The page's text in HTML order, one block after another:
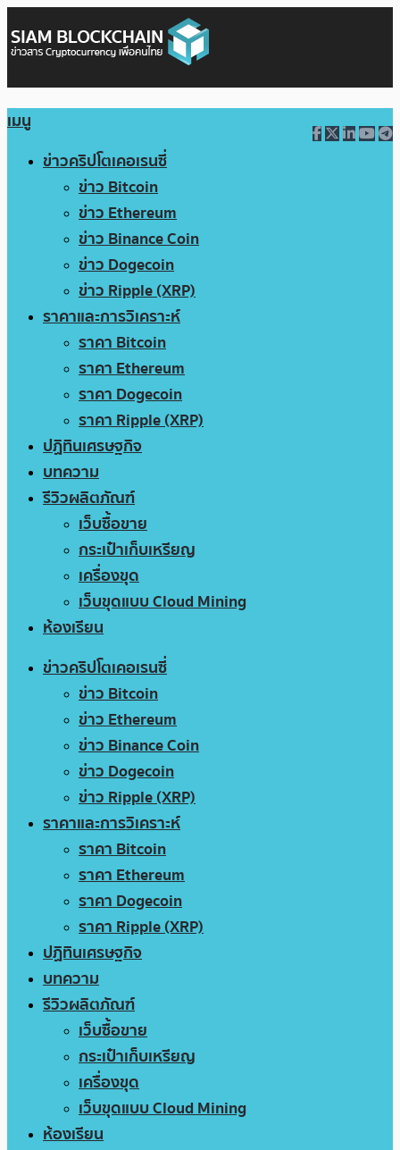
เมนู
ข่าวคริปโตเคอเรนซี่
ข่าว Bitcoin
ข่าว Ethereum
ข่าว Binance Coin
ข่าว Dogecoin
ข่าว Ripple (XRP)
ราคาและการวิเคราะห์
ราคา Bitcoin
ราคา Ethereum
ราคา Dogecoin
ราคา Ripple (XRP)
ปฏิทินเศรษฐกิจ
บทความ
รีวิวผลิตภัณฑ์
เว็บซื้อขาย
กระเป๋าเก็บเหรียญ
เครื่องขุด
เว็บขุดแบบ Cloud Mining
ห้องเรียน
ข่าวคริปโตเคอเรนซี่
ข่าว Bitcoin
ข่าว Ethereum
ข่าว Binance Coin
ข่าว Dogecoin
ข่าว Ripple (XRP)
ราคาและการวิเคราะห์
ราคา Bitcoin
ราคา Ethereum
ราคา Dogecoin
ราคา Ripple (XRP)
ปฏิทินเศรษฐกิจ
บทความ
รีวิวผลิตภัณฑ์
เว็บซื้อขาย
กระเป๋าเก็บเหรียญ
เครื่องขุด
เว็บขุดแบบ Cloud Mining
ห้องเรียน